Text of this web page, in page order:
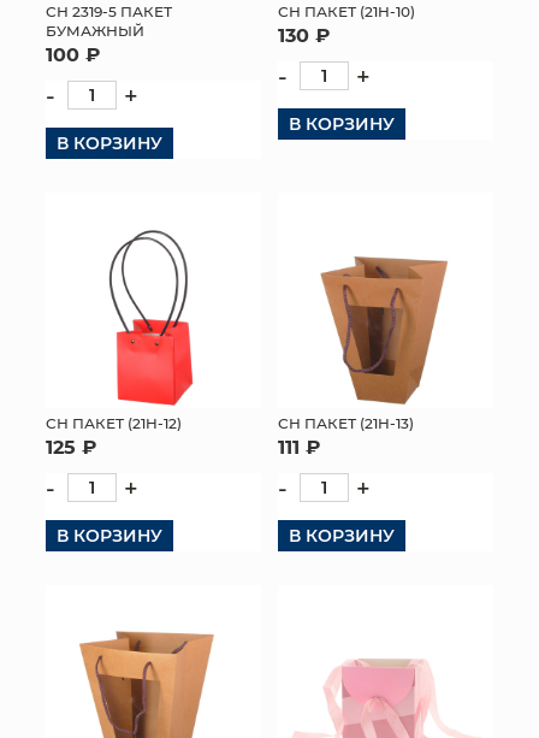
СН 2319-5 ПАКЕТ
БУМАЖНЫЙ
100 ₽
- +
В КОРЗИНУ
СН ПАКЕТ (21H-10)
130 ₽
- +
В КОРЗИНУ
СН ПАКЕТ (21H-12)
125 ₽
- +
В КОРЗИНУ
СН ПАКЕТ (21H-13)
111 ₽
- +
В КОРЗИНУ